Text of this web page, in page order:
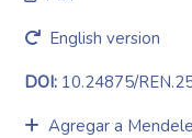
English version
DOI: 10.24875/
Agregar a